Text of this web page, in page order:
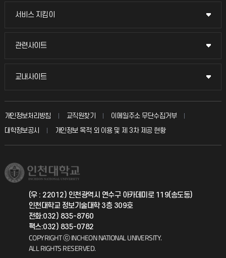
교무회의방송
입학안내
취업정보(학생)
서비스 지킴이
서비스 지킴이
묻고 답하기
칭찬마당
학생서비스 지킴이
관련사이트
관련사이트
국방헬프콜
총동문회
교내사이트
교내사이트
교수회
교육혁신본부
국제지원과
공자아카데미
기초교육원
개인정보처리방침 교직원찾기
이메일주소 무단수집거부
대학정보공시
개인정보 목적 외 이용 및 제 3차 제공 현황
(우 : 22012) 인천광역시 연수구 아카데미로 119(송도동)
인천대학교 정보기술대학 3층 309호
전화:032) 835-8760
팩스:032) 835-0782
COPYRIGHT ⓒ INCHEON NATIONAL UNIVERSITY.
ALL RIGHTS RESERVED.